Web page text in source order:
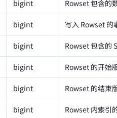
bigint Rowset 包含的
bigint 写入 Rowset 的
bigint Rowset 包含的
bigint Rowset 的开始
bigint Rowset 的结束
bigint Rowset 内索引